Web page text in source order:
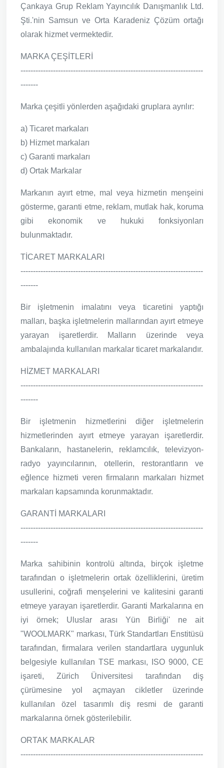
Çankaya Grup Reklam Yayıncılık Danışmanlık Ltd.
Şti.'nin Samsun ve Orta Karadeniz Çözüm ortağı
olarak hizmet vermektedir.
MARKA ÇEŞİTLERİ
-------------------------------------------------------------------------
-------
Marka çeşitli yönlerden aşağıdaki gruplara ayrılır:
a) Ticaret markaları
b) Hizmet markaları
c) Garanti markaları
d) Ortak Markalar
Markanın ayırt etme, mal veya hizmetin menşeini
gösterme, garanti etme, reklam, mutlak hak, koruma
gibi ekonomik ve hukuki fonksiyonları
bulunmaktadır.
TİCARET MARKALARI
-------------------------------------------------------------------------
-------
Bir işletmenin imalatını veya ticaretini yaptığı
malları, başka işletmelerin mallarından ayırt etmeye
yarayan işaretlerdir. Malların üzerinde veya
ambalajında kullanılan markalar ticaret markalarıdır.
HİZMET MARKALARI
-------------------------------------------------------------------------
-------
Bir işletmenin hizmetlerini diğer işletmelerin
hizmetlerinden ayırt etmeye yarayan işaretlerdir.
Bankaların, hastanelerin, reklamcılık, televizyon-
radyo yayıncılarının, otellerin, restorantların ve
eğlence hizmeti veren firmaların markaları hizmet
markaları kapsamında korunmaktadır.
GARANTİ MARKALARI
-------------------------------------------------------------------------
-------
Marka sahibinin kontrolü altında, birçok işletme
tarafından o işletmelerin ortak özelliklerini, üretim
usullerini, coğrafi menşelerini ve kalitesini garanti
etmeye yarayan işaretlerdir. Garanti Markalarına en
iyi örnek; Uluslar arası Yün Birliği' ne ait
"WOOLMARK" markası, Türk Standartları Enstitüsü
tarafından, firmalara verilen standartlara uygunluk
belgesiyle kullanılan TSE markası, ISO 9000, CE
işareti, Zürich Üniversitesi tarafından diş
çürümesine yol açmayan cikletler üzerinde
kullanılan özel tasarımlı diş resmi de garanti
markalarına örnek gösterilebilir.
ORTAK MARKALAR
-------------------------------------------------------------------------